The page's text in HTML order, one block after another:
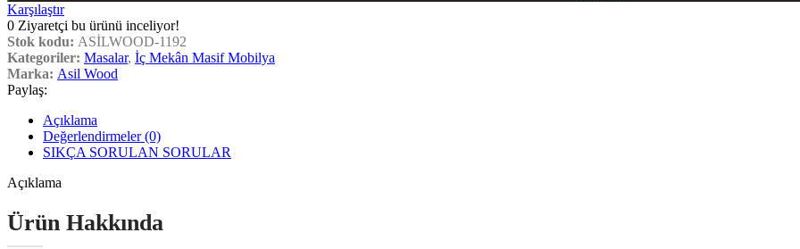
Karşılaştır
0 Ziyaretçi bu ürünü inceliyor!
Stok kodu: ASİLWOOD-1192
Kategoriler: Masalar, İç Mekân Masif Mobilya
Marka: Asil Wood
Paylaş:
Açıklama
Değerlendirmeler (0)
SIKÇA SORULAN SORULAR
Açıklama
Ürün Hakkında